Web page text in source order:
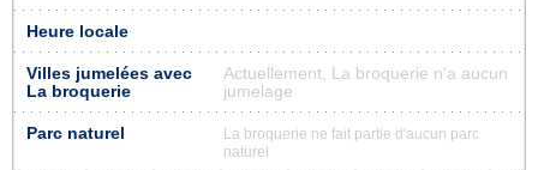
Heure locale
Villes jumelées avec
La broquerie
Actuellement, La broquerie n'a aucun
jumelage
Parc naturel
La broquerie ne fait partie d'aucun parc
naturel